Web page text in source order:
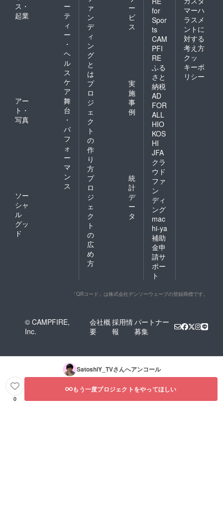
ス・
起業
ー
テ
ィ
ー
・
ヘ
ル
ス
ケ
ア
アー
ト・
写真
舞
台
・
パ
フ
ォ
ー
マ
ン
ス
ソー
シャ
ル
グッ
ド
ァ
ン
デ
ィ
ン
グ
と
は
ー
ビ
ス
プ
ロ
ジ
ェ
ク
ト
の
作
り
方
実
施
事
例
プ
ロ
ジ
ェ
ク
ト
の
広
め
方
統
計
デ
ー
タ
for
Spor
ts
CAM
PFI
RE
ふる
さと
納税
AD
FOR
ALL
HIO
KOS
HI
JFA
クラ
ウド
ファ
ン
ディ
ング
mac
hi-ya
補助
金申
請サ
ポー
ト
マーハ
ラスメ
ントに
対する
考え方
クッ
キーポ
リシー
「QRコード」は株式会社デンソーウェーブの登録商標です。
© CAMPFIRE,
Inc.
会社概
要
採用情
報
パートナー
募集
SatoshiY_TVさんへアンコール
0
もう一度プロジェクトをやってほしい